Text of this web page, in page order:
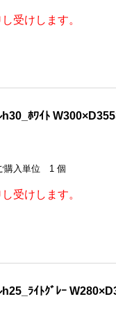
受けします。
ﾎﾜｲﾄ
入単位 1 個
受けします。
ﾗｲﾄｸﾞﾚｰ